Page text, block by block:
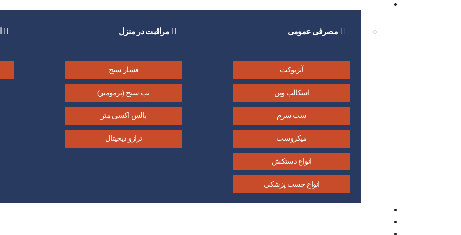
مصرفی عمومی
آنژیوکت
اسکالپ وین
ست سرم
میکروست
انواع دستکش
انواع چسب پزشکی
مراقبت در منزل
فشار سنج
تب سنج (ترمومتر)
پالس اکسی متر
ترازو دیجیتال